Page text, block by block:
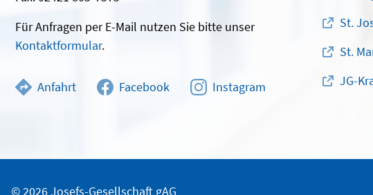
Für Anfragen per E-Mail nutzen Sie bitte unser
Kontaktformular.
Anfahrt Facebook Instagram
St.
St.
JG-
© 2026 Josefs-Gesellschaft gAG